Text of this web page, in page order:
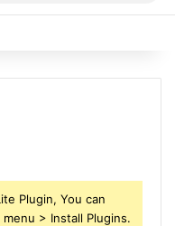
for
Plugin, You can
> Install Plugins.